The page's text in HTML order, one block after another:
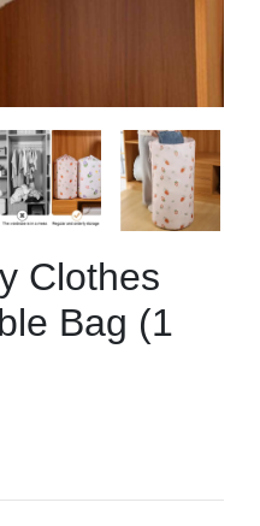
Clothes
Bag (1